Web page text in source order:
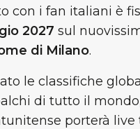
con i fan italiani è
2027 sul
di Milano.
le classifiche
di tutto il
porterà live